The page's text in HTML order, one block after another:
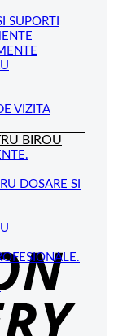
SUPORTI
VIZITA
BIROU
DOSARE SI